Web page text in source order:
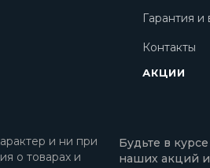
Гарантия и
Контакты
АКЦИИ
Будьте в курсе
наших акций и
и ни при
о товарах и